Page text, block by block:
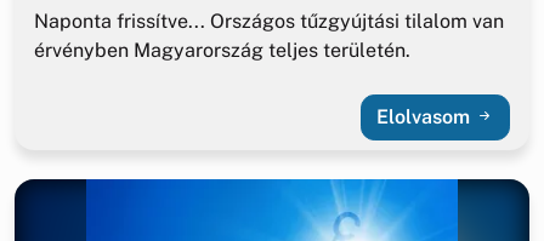
Naponta frissítve... Országos tűzgyújtási tilalom van
érvényben Magyarország teljes területén.
Elolvasom